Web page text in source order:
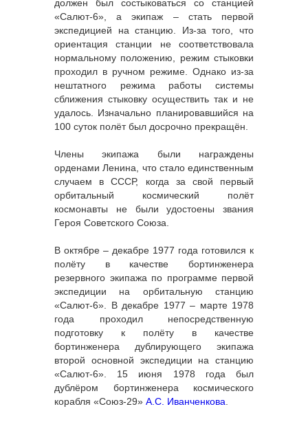
должен был состыковаться со станцией
«Салют-6», а экипаж – стать первой
экспедицией на станцию. Из-за того, что
ориентация станции не соответствовала
нормальному положению, режим стыковки
проходил в ручном режиме. Однако из-за
нештатного режима работы системы
сближения стыковку осуществить так и не
удалось. Изначально планировавшийся на
100 суток полёт был досрочно прекращён.
Члены экипажа были награждены
орденами Ленина, что стало единственным
случаем в СССР, когда за свой первый
орбитальный космический полёт
космонавты не были удостоены звания
Героя Советского Союза.
В октябре – декабре 1977 года готовился к
полёту в качестве бортинженера
резервного экипажа по программе первой
экспедиции на орбитальную станцию
«Салют-6». В декабре 1977 – марте 1978
года проходил непосредственную
подготовку к полёту в качестве
бортинженера дублирующего экипажа
второй основной экспедиции на станцию
«Салют-6». 15 июня 1978 года был
дублёром бортинженера космического
корабля «Союз-29» А.С. Иванченкова.